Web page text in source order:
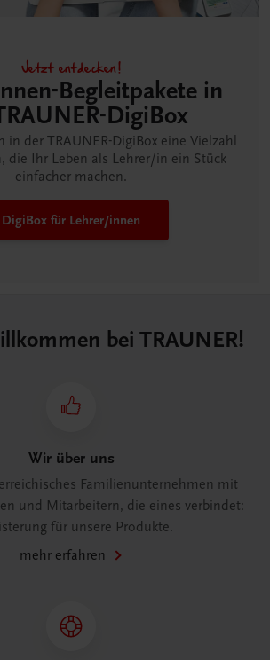
Jetzt entdecken!
Begleitpakete in
DigiBox
der TRAUNER-DigiBox eine Vielzahl
die Ihr Leben als Lehrer/in ein Stück
einfacher machen.
DigiBox für Lehrer/innen
bei TRAUNER!
Wir über uns
Familienunternehmen mit
und Mitarbeitern, die eines verbindet:
für unsere Produkte.
mehr erfahren